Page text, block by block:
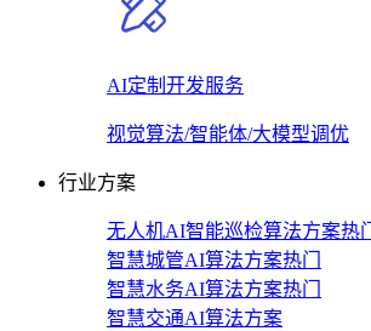
AI定制开发服务
视觉算法/智能体/大模型调优
行业方案
无人机AI智能巡检算法方案热门
智慧城管AI算法方案热门
智慧水务AI算法方案热门
智慧交通AI算法方案